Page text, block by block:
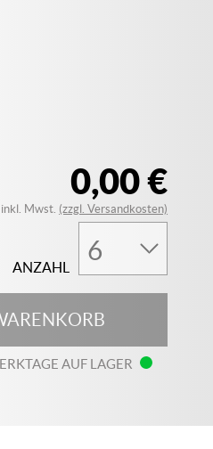
0,00 €
inkl. Mwst. (zzgl. Versandkosten)
ANZAHL
AUF LAGER